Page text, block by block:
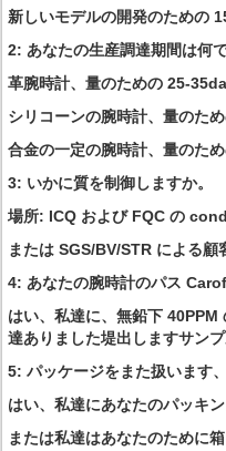
新しいモデルの開発のための
2: あなたの生産調達期間は何で
革腕時計、量のための 25-
シリコーンの腕時計、量のた
合金の一定の腕時計、量のた
3: いかに質を制御しますか。
場所: ICQ および FQC の
または SGS/BV/STR による
4: あなたの腕時計のパス
はい、私達に、無鉛下
達ありました堤出しますサンプ
5: パッケージをまた扱います、
はい、私達にあなたのパッキ
または私達はあなたのために箱